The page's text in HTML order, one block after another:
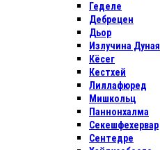
Геделе
Дебрецен
Дьор
Излучина Дуная
Кёсег
Кестхей
Лиллафюред
Мишкольц
Паннонхалма
Секешфехервар
Сентедре